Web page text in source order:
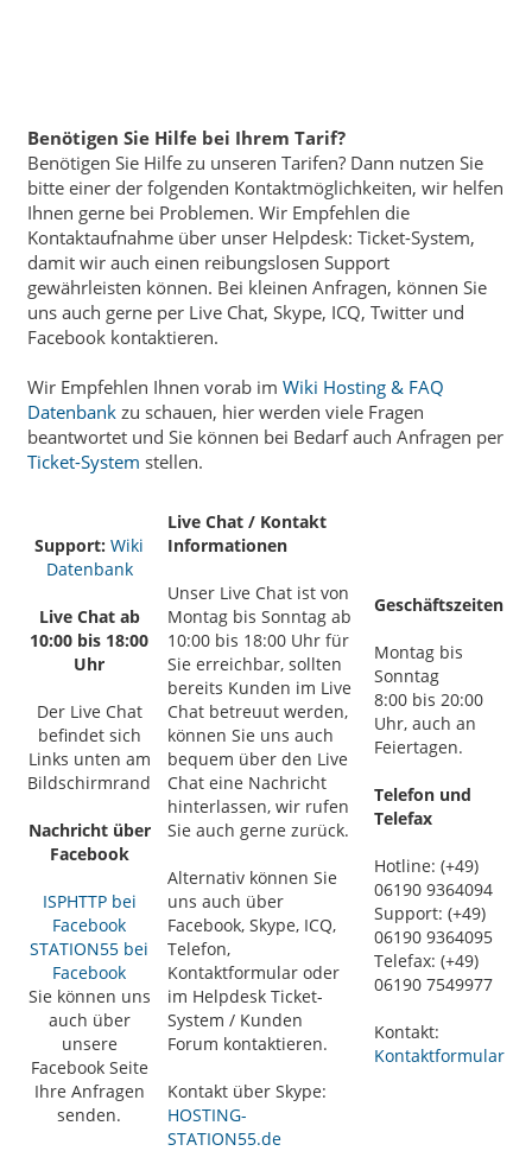
Benötigen Sie Hilfe bei Ihrem Tarif?
Benötigen Sie Hilfe zu unseren Tarifen? Dann nutzen Sie
bitte einer der folgenden Kontaktmöglichkeiten, wir helfen
Ihnen gerne bei Problemen. Wir Empfehlen die
Kontaktaufnahme über unser Helpdesk: Ticket-System,
damit wir auch einen reibungslosen Support
gewährleisten können. Bei kleinen Anfragen, können Sie
uns auch gerne per Live Chat, Skype, ICQ, Twitter und
Facebook kontaktieren.
Wir Empfehlen Ihnen vorab im Wiki Hosting & FAQ
Datenbank zu schauen, hier werden viele Fragen
beantwortet und Sie können bei Bedarf auch Anfragen per
Ticket-System stellen.
Support: Wiki
Datenbank
Live Chat ab
10:00 bis 18:00
Uhr
Der Live Chat
befindet sich
Links unten am
Bildschirmrand
Nachricht über
Facebook
ISPHTTP bei
Facebook
STATION55 bei
Facebook
Sie können uns
auch über
unsere
Facebook Seite
Ihre Anfragen
senden.
Live Chat / Kontakt
Informationen
Unser Live Chat ist von
Montag bis Sonntag ab
10:00 bis 18:00 Uhr für
Sie erreichbar, sollten
bereits Kunden im Live
Chat betreuut werden,
können Sie uns auch
bequem über den Live
Chat eine Nachricht
hinterlassen, wir rufen
Sie auch gerne zurück.
Alternativ können Sie
uns auch über
Facebook, Skype, ICQ,
Telefon,
Kontaktformular oder
im Helpdesk Ticket-
System / Kunden
Forum kontaktieren.
Kontakt über Skype:
HOSTING-
STATION55.de
Geschäftszeiten
Montag bis
Sonntag
8:00 bis 20:00
Uhr, auch an
Feiertagen.
Telefon und
Telefax
Hotline: (+49)
06190 9364094
Support: (+49)
06190 9364095
Telefax: (+49)
06190 7549977
Kontakt:
Kontaktformular